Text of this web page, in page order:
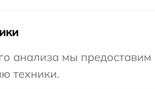
анализа мы
техники.